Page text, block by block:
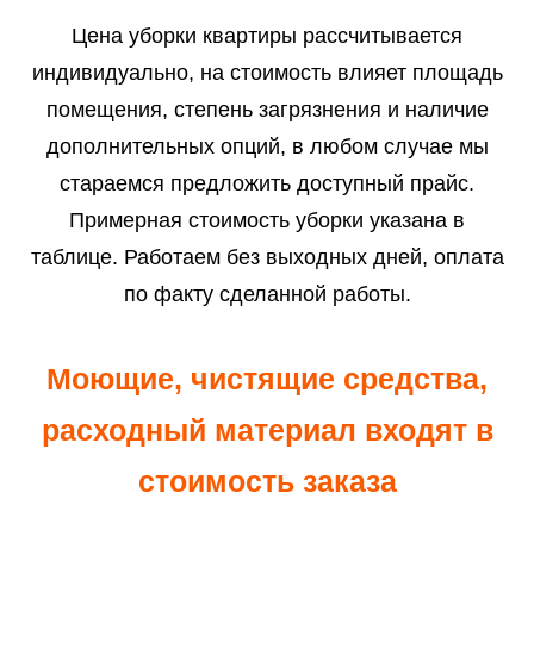
Цена уборки квартиры рассчитывается
индивидуально, на стоимость влияет площадь
помещения, степень загрязнения и наличие
дополнительных опций, в любом случае мы
стараемся предложить доступный прайс.
Примерная стоимость уборки указана в
таблице. Работаем без выходных дней, оплата
по факту сделанной работы.
Моющие, чистящие средства,
расходный материал входят в
стоимость заказа